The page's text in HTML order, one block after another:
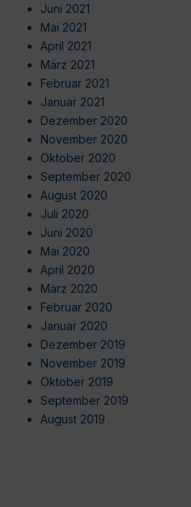
Juni 2021
Mai 2021
April 2021
März 2021
Februar 2021
Januar 2021
Dezember 2020
November 2020
Oktober 2020
September 2020
August 2020
Juli 2020
Juni 2020
Mai 2020
April 2020
März 2020
Februar 2020
Januar 2020
Dezember 2019
November 2019
Oktober 2019
September 2019
August 2019